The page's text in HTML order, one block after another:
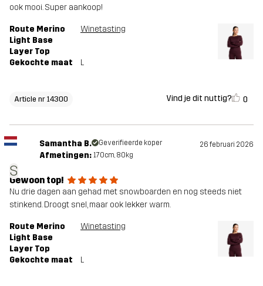
ook mooi. Super aankoop!
Route Merino
Light Base
Layer Top
Winetasting
Gekochte maat L
Article nr 14300 Vind je dit nuttig? 0
S
Samantha B. Geverifieerde koper 26 februari 2026
Afmetingen: 170cm, 80kg
Gewoon top!
Nu drie dagen aan gehad met snowboarden en nog steeds niet
stinkend. Droogt snel, maar ook lekker warm.
Route Merino
Light Base
Layer Top
Winetasting
Gekochte maat L